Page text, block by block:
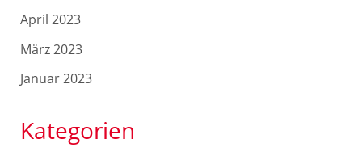
April 2023
März 2023
Januar 2023
Kategorien